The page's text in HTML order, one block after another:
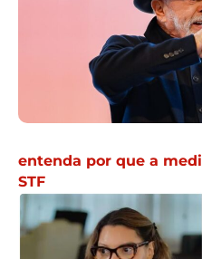
entenda por que a
STF